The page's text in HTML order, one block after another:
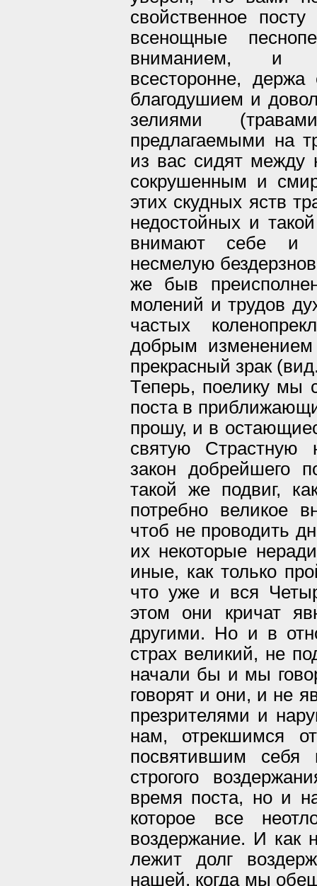
свойственное
всенощные
вниманием, и
всесторонне,
благодушием и
зелиями
предлагаемыми на
из вас сидят между
сокрушенным и
этих скудных яств
недостойных и
внимают себе и
несмелую
же быв
молений и трудов
частых
добрым
прекрасный зрак
Теперь, поелику мы
поста в
прошу, и в
святую Страстную
закон добрейшего
такой же подвиг,
потребно великое
чтоб не проводить
их некоторые
иные, как только
что уже и вся
этом они кричат
другими. Но и в
страх великий, не
начали бы и мы
говорят и они, и не
презрителями и
нам, отрекшимся
посвятившим себя
строгого
время поста, но и
которое все
воздержание. И как
лежит долг
нашей, когда мы